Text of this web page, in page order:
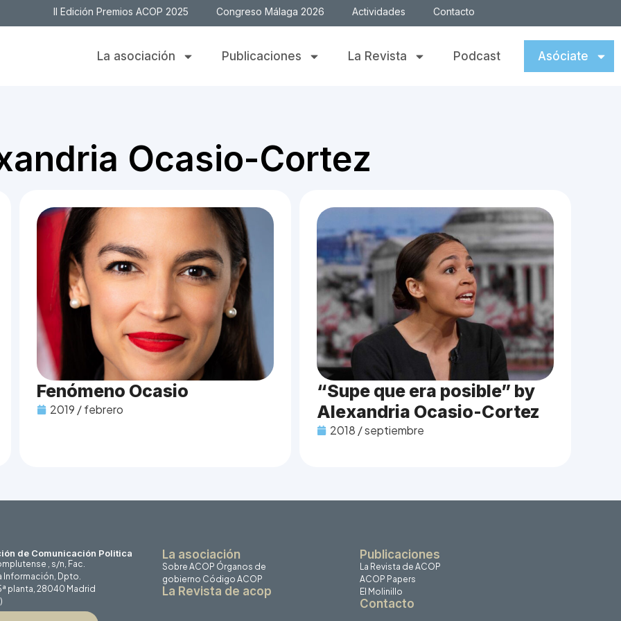
II Edición Premios ACOP 2025 Congreso Málaga 2026 Actividades Contacto
La asociación Publicaciones La Revista Podcast Asóciate
Ocasio-Cortez
Fenómeno Ocasio
2019 / febrero
“Supe que era posible” by
Alexandria Ocasio-Cortez
2018 / septiembre
de Comunicación Politica
, s/n, Fac.
Información, Dpto.
planta, 28040 Madrid
La asociación
Sobre ACOP Órganos de
gobierno Código ACOP
La Revista de acop
Publicaciones
La Revista de ACOP
ACOP Papers
El Molinillo
Contacto